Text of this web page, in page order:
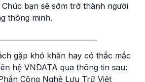
bạn sẽ sớm trở thành người
thông minh.
gặp khó khăn hay có thắc mắc
hệ VNDATA qua thông tin sau:
Công Nghệ Lưu Trữ Việt